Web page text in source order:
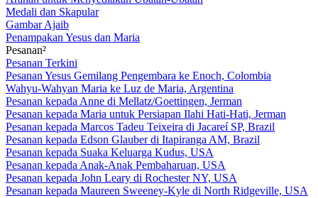
Medali dan Skapular
Gambar Ajaib
Penampakan Yesus dan Maria
Pesanan²
Pesanan Terkini
Pesanan Yesus Gemilang Pengembara ke Enoch, Colombia
Wahyu-Wahyan Maria ke Luz de Maria, Argentina
Pesanan kepada Anne di Mellatz/Goettingen, Jerman
Pesanan kepada Maria untuk Persiapan Ilahi Hati-Hati, Jerman
Pesanan kepada Marcos Tadeu Teixeira di Jacareí SP, Brazil
Pesanan kepada Edson Glauber di Itapiranga AM, Brazil
Pesanan kepada Suaka Keluarga Kudus, USA
Pesanan kepada Anak-Anak Pembaharuan, USA
Pesanan kepada John Leary di Rochester NY, USA
Pesanan kepada Maureen Sweeney-Kyle di North Ridgeville, USA